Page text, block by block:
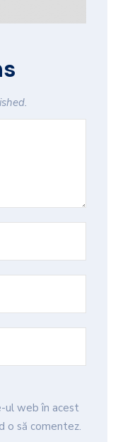
ul web în acest
o să comentez.